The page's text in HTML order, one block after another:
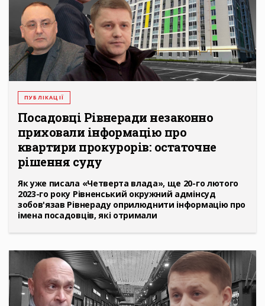
ПУБЛІКАЦІЇ
Посадовці Рівнеради незаконно
приховали інформацію про
квартири прокурорів: остаточне
рішення суду
Як уже писала «Четверта влада», ще 20-го лютого
2023-го року Рівненський окружний адмінсуд
зобов'язав Рівнераду оприлюднити інформацію про
імена посадовців, які отримали